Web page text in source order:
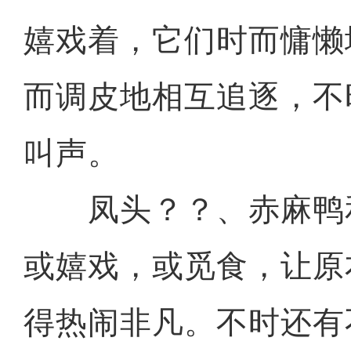
嬉戏着，它们时而慵
而调皮地相互追逐，不
叫声。
凤头？？、赤麻鸭
或嬉戏，或觅食，让
得热闹非凡。不时还